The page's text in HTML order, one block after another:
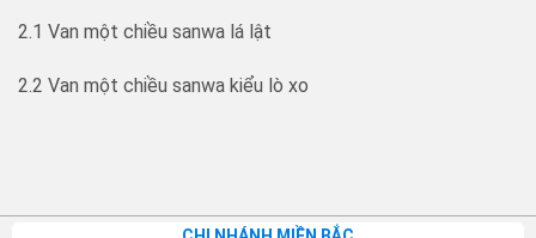
2.1 Van một chiều sanwa lá lật
2.2 Van một chiều sanwa kiểu lò xo